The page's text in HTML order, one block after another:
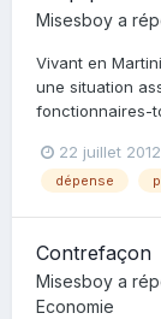
Misesboy a
Vivant en
une situation
fonctionnaires-
22 juillet 2012
dépense
Contrefaçon
Misesboy a
Economie